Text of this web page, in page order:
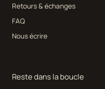
Retours & échanges
FAQ
Nous écrire
Reste dans la boucle